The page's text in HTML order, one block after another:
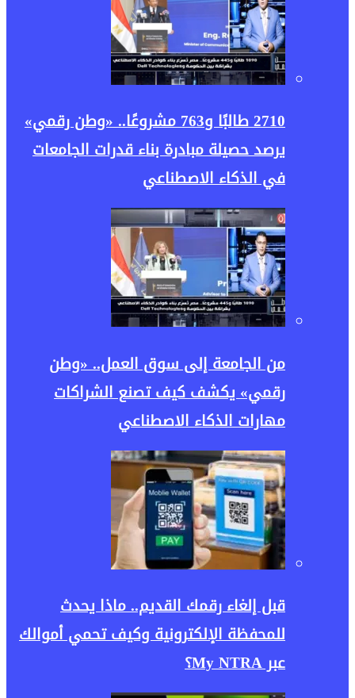
2710 طالبًا و763 مشروعًا.. «وطن رقمي»
يرصد حصيلة مبادرة بناء قدرات الجامعات
في الذكاء الاصطناعي
من الجامعة إلى سوق العمل.. «وطن
رقمي» يكشف كيف تصنع الشراكات
مهارات الذكاء الاصطناعي
قبل إلغاء رقمك القديم.. ماذا يحدث
للمحفظة الإلكترونية وكيف تحمي أموالك
عبر My NTRA؟